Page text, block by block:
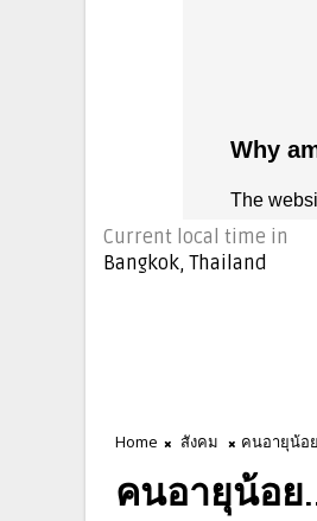
Current local time in
Bangkok, Thailand
Home สังคม คนอายุน้อ
คนอายุน้อย